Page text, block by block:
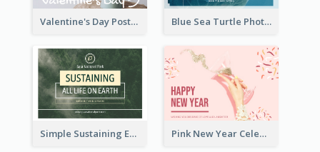
Valentine's Day Postcard With Simple Decoration Blue Sea Turtle Photo World Wildlife Day Post Card
Simple Sustaining Environment Postcard Design Pink New Year Celebration Postcard